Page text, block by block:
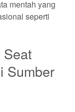
mentah yang
seperti
Sumber